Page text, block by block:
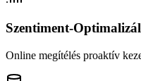
Szentiment-
Online megítélés proaktív